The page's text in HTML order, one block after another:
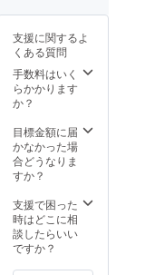
サイ
ズ XL
ご支援
の際
に、そ
れぞれ
イズを
備考欄
にご記
上旬の
発送で
す
菊池さ
の方が
購入さ
れた場
合
（笑）
ズが異
なる場
合は下
記の
までお
申し付
けくだ
さい
支援に関するよ
くある質問
手数料はいく
らかかります
か？
目標金額に届
かなかった場
合どうなりま
すか？
支援で困った
時はどこに相
談したらいい
ですか？